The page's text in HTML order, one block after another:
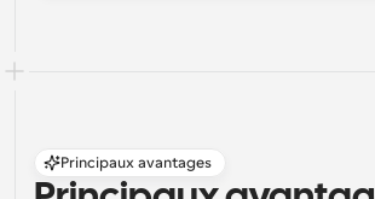
Principaux avantages